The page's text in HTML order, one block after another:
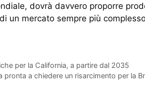
dovrà davvero proporre
un mercato sempre più
per la California, a partire dal 2035
pronta a chiedere un risarcimento per la